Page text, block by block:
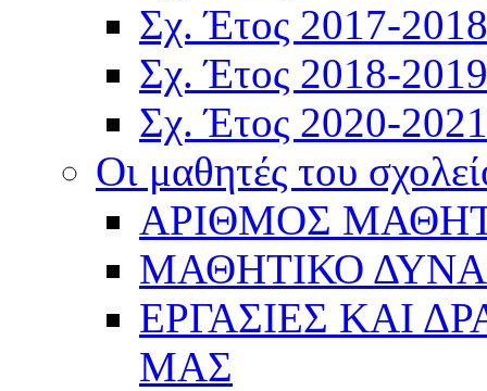
Σχ. Έτος 2017-2018
Σχ. Έτος 2018-2019
Σχ. Έτος 2020-2021
Οι μαθητές του
ΑΡΙΘΜΟΣ
ΜΑΘΗΤΙΚΟ
ΕΡΓΑΣΙΕΣ ΚΑΙ
ΜΑΣ